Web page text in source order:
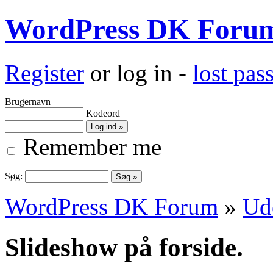
WordPress DK
Register or log in - lost
Brugernavn
Kodeord
Remember me
Søg:
WordPress DK Forum »
Slideshow på forside.